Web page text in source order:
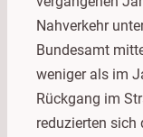
Nahverkehr
Bundesamt
weniger als im
Rückgang im
reduzierten